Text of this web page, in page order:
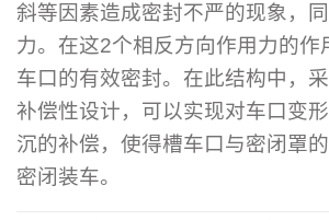
斜等因素造成密封不严的现象，
力。在这2个相反方向作用力的作
车口的有效密封。在此结构中，
补偿性设计，可以实现对车口变
沉的补偿，使得槽车口与密闭罩
密闭装车。